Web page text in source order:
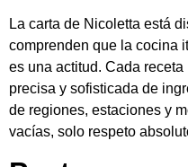
La carta de Nicoletta está
comprenden que la cocina
es una actitud. Cada
precisa y sofisticada de
de regiones, estaciones y
vacías, solo respeto